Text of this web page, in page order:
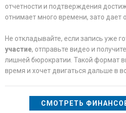
отчетности и подтверждения
отнимает много времени, зато дает
Не откладывайте, если запись уже
участие, отправьте видео и
лишней бюрократии. Такой формат
время и хочет двигаться дальше в
СМОТРЕТЬ